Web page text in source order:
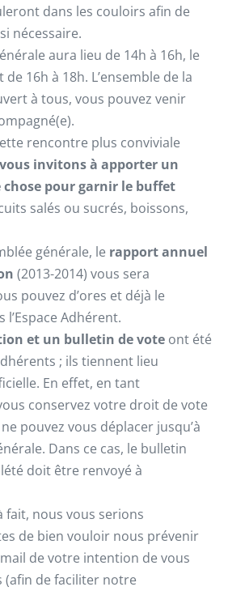
dans les couloirs afin de
nécessaire.
aura lieu de 14h à 16h, le
16h à 18h. L’ensemble de la
à tous, vous pouvez venir
rencontre plus conviviale
invitons à apporter un
pour garnir le buffet
salés ou sucrés, boissons,
générale, le rapport annuel
(2013-2014) vous sera
pouvez d’ores et déjà le
Adhérent.
et un bulletin de vote ont été
; ils tiennent lieu
En effet, en tant
conservez votre droit de vote
pouvez vous déplacer jusqu’à
Dans ce cas, le bulletin
doit être renvoyé à
fait, nous vous serions
de bien vouloir nous prévenir
de votre intention de vous
(afin de faciliter notre